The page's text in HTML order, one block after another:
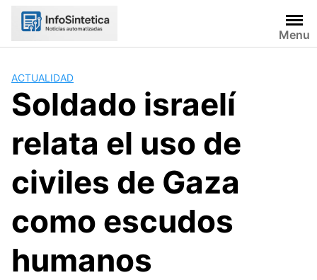
Skip
Menu
ACTUALIDAD
Soldado israelí
relata el uso de
civiles de Gaza
como escudos
humanos